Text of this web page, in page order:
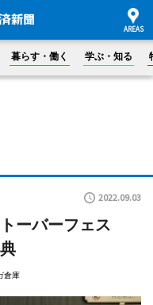
暮らす・働く 学ぶ・知る
2022.09.03
ーバーフェス
倉庫